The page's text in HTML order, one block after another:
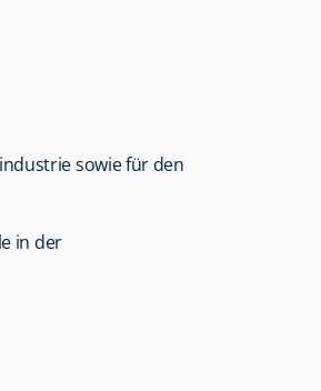
sowie für den
in der